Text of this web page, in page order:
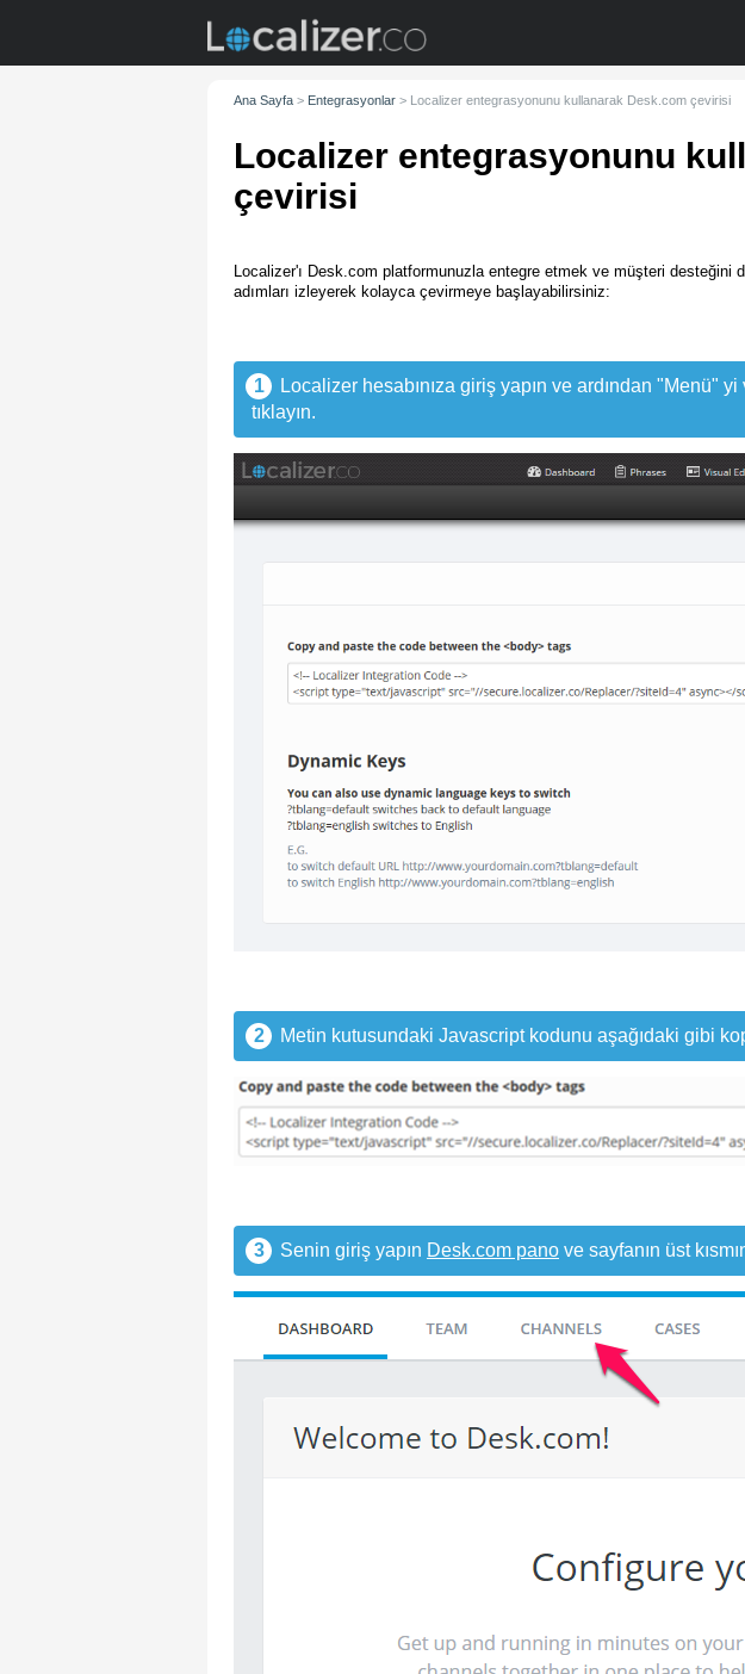
Ana Sayfa > Entegrasyonlar > Localizer entegrasyonunu kullanarak Desk.com çevirisi
Localizer entegrasyonunu
çevirisi
Localizer'ı Desk.com platformunuzla entegre etmek ve müşteri desteğini
adımları izleyerek kolayca çevirmeye başlayabilirsiniz:
1
Localizer hesabınıza giriş yapın ve ardından "Menü"
tıklayın.
2 Metin kutusundaki Javascript kodunu aşağıdaki gibi
3 Senin giriş yapın Desk.com pano ve sayfanın üst